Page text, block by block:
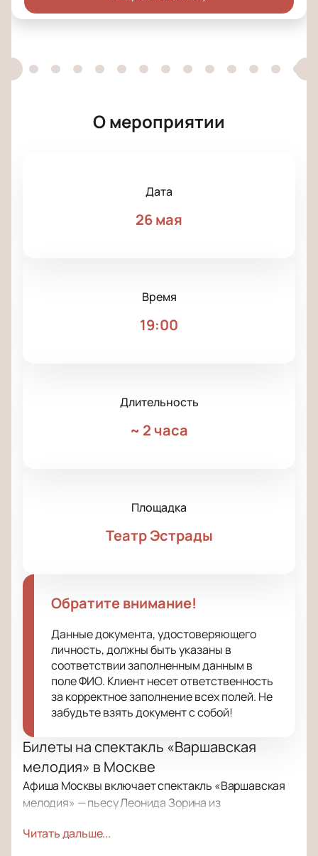
О мероприятии
Дата
26 мая
Время
19:00
Длительность
~ 2 часа
Площадка
Театр Эстрады
Обратите внимание!
Данные документа, удостоверяющего
личность, должны быть указаны в
соответствии заполненным данным в
поле ФИО. Клиент несет ответственность
за корректное заполнение всех полей. Не
забудьте взять документ с собой!
Билеты на спектакль «Варшавская
мелодия» в Москве
Афиша Москвы включает спектакль «Варшавская
мелодия» — пьесу Леонида Зорина из
Премьера прошла в середине прошлого века.
Читать дальше...